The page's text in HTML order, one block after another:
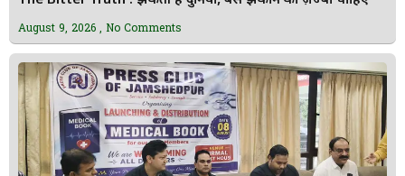
August 9, 2026 No Comments